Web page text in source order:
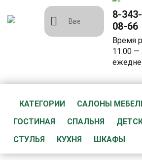
8-
08-66
Время
11:00 —
КАТЕГОРИИ САЛОНЫ
ГОСТИНАЯ
СПАЛЬНЯ
СТУЛЬЯ
КУХНЯ ШКАФЫ